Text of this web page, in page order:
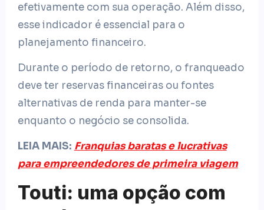
efetivamente com sua operação. Além disso,
esse indicador é essencial para o
planejamento financeiro.
Durante o período de retorno, o franqueado
deve ter reservas financeiras ou fontes
alternativas de renda para manter-se
enquanto o negócio se consolida.
LEIA MAIS: Franquias baratas e lucrativas
para empreendedores de primeira viagem
Touti: uma opção com